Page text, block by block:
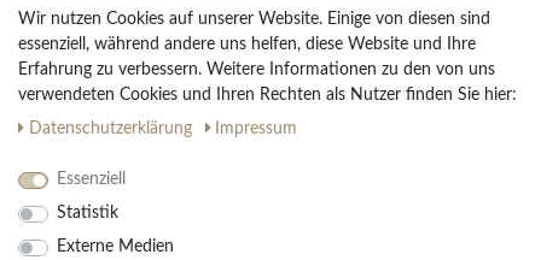
Widerrufs­recht
Vertrag widerrufen
Impressum
Daten­schutz­erklärung
AGB
Ihre Vorteile
Wir nutzen Cookies auf unserer Website. Einige von diesen sind
essenziell, während andere uns helfen, diese Website und Ihre
Erfahrung zu verbessern. Weitere Informationen zu den von uns
verwendeten Cookies und Ihren Rechten als Nutzer finden Sie hier:
Daten­schutz­erklärung
Impressum
Essenziell
Statistik
Externe Medien